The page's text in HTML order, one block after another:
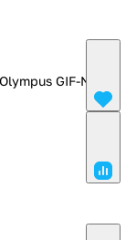
GIF-N180